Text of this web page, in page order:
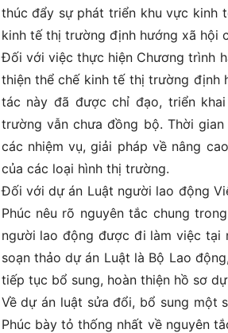
thúc đẩy sự phát triển khu vực kinh
kinh tế thị trường định hướng xã hội
Đối với việc thực hiện Chương trình
thiện thể chế kinh tế thị trường định
tác này đã được chỉ đạo, triển
trường vẫn chưa đồng bộ. Thời
các nhiệm vụ, giải pháp về nâng
của các loại hình thị trường.
Đối với dự án Luật người lao động
Phúc nêu rõ nguyên tắc chung
người lao động được đi làm việc tại
soạn thảo dự án Luật là Bộ Lao
tiếp tục bổ sung, hoàn thiện hồ sơ
Về dự án luật sửa đổi, bổ sung một
Phúc bày tỏ thống nhất về nguyên